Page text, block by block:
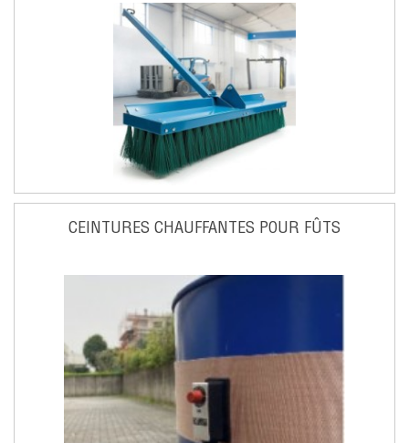
CEINTURES CHAUFFANTES POUR FÛTS